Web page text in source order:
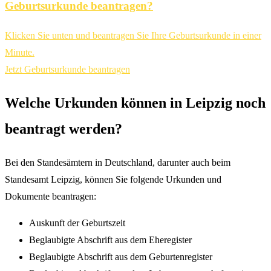
Geburtsurkunde beantragen?
Klicken Sie unten und beantragen Sie Ihre Geburtsurkunde in einer
Minute.
Jetzt Geburtsurkunde beantragen
Welche Urkunden können in Leipzig noch
beantragt werden?
Bei den Standesämtern in Deutschland, darunter auch beim
Standesamt Leipzig, können Sie folgende Urkunden und
Dokumente beantragen:
Auskunft der Geburtszeit
Beglaubigte Abschrift aus dem Eheregister
Beglaubigte Abschrift aus dem Geburtenregister